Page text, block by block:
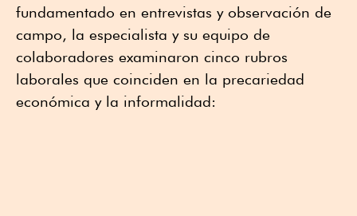
fundamentado en entrevistas y observación de
campo, la especialista y su equipo de
colaboradores examinaron cinco rubros
laborales que coinciden en la precariedad
económica y la informalidad: